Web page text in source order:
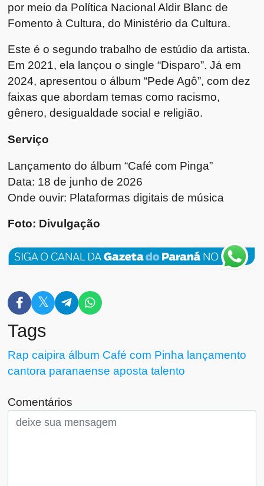
por meio da Política Nacional Aldir Blanc de
Fomento à Cultura, do Ministério da Cultura.
Este é o segundo trabalho de estúdio da artista.
Em 2021, ela lançou o single “Disparo”. Já em
2024, apresentou o álbum “Pede Agô”, com dez
faixas que abordam temas como racismo,
gênero, desigualdade social e religião.
Serviço
Lançamento do álbum “Café com Pinga”
Data: 18 de junho de 2026
Onde ouvir: Plataformas digitais de música
Foto: Divulgação
Tags
Rap caipira álbum Café com Pinha lançamento
cantora paranaense aposta talento
Comentários